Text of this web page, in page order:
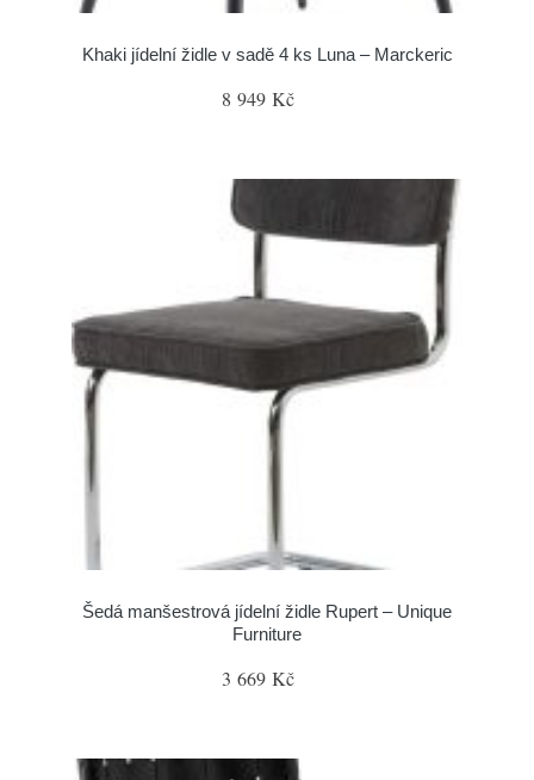
Khaki jídelní židle v sadě 4 ks Luna – Marckeric
8 949 Kč
Šedá manšestrová jídelní židle Rupert – Unique
Furniture
3 669 Kč